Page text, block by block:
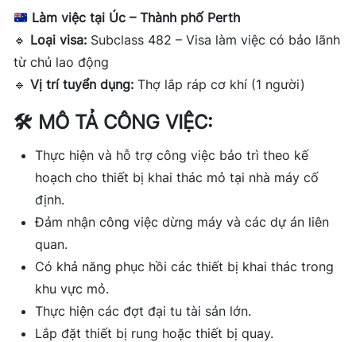
Làm việc tại Úc – Thành phố Perth
🔹 Loại visa: Subclass 482 – Visa làm việc có bảo lãnh
từ chủ lao động
🔹 Vị trí tuyển dụng: Thợ lắp ráp cơ khí (1 người)
🛠 MÔ TẢ CÔNG VIỆC:
Thực hiện và hỗ trợ công việc bảo trì theo kế
hoạch cho thiết bị khai thác mỏ tại nhà máy cố
định.
Đảm nhận công việc dừng máy và các dự án liên
quan.
Có khả năng phục hồi các thiết bị khai thác trong
khu vực mỏ.
Thực hiện các đợt đại tu tài sản lớn.
Lắp đặt thiết bị rung hoặc thiết bị quay.